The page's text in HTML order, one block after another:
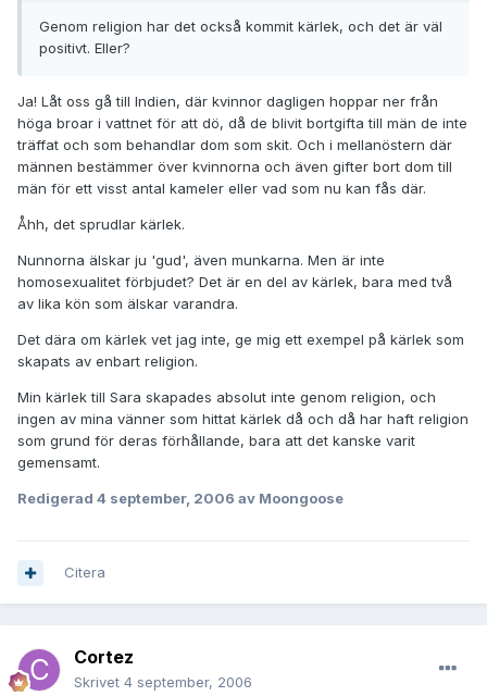
Genom religion har det också kommit kärlek, och det är väl
positivt. Eller?
Ja! Låt oss gå till Indien, där kvinnor dagligen hoppar ner från
höga broar i vattnet för att dö, då de blivit bortgifta till män de inte
träffat och som behandlar dom som skit. Och i mellanöstern där
männen bestämmer över kvinnorna och även gifter bort dom till
män för ett visst antal kameler eller vad som nu kan fås där.
Åhh, det sprudlar kärlek.
Nunnorna älskar ju 'gud', även munkarna. Men är inte
homosexualitet förbjudet? Det är en del av kärlek, bara med två
av lika kön som älskar varandra.
Det dära om kärlek vet jag inte, ge mig ett exempel på kärlek som
skapats av enbart religion.
Min kärlek till Sara skapades absolut inte genom religion, och
ingen av mina vänner som hittat kärlek då och då har haft religion
som grund för deras förhållande, bara att det kanske varit
gemensamt.
Redigerad 4 september, 2006 av Moongoose
Citera
Cortez
Skrivet 4 september, 2006